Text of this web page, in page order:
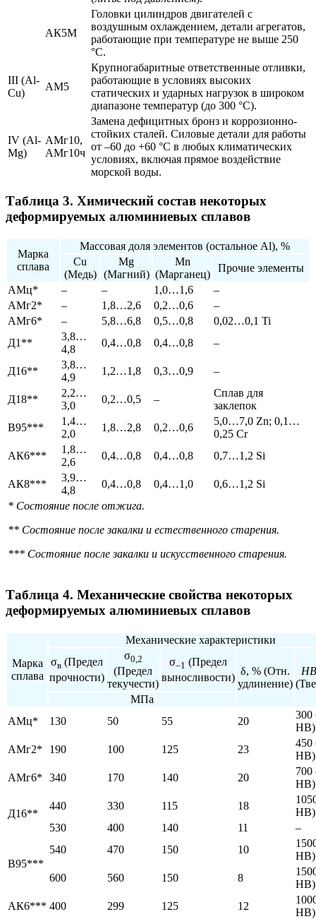
АК5М
Головки цилиндров двигателей с
воздушным охлаждением, детали агрегатов,
работающие при температуре не выше 250
°С.
III (Al-
Cu)
АМ5
Крупногабаритные ответственные отливки,
работающие в условиях высоких
статических и ударных нагрузок в широком
диапазоне температур (до 300 °С).
IV (Al-
Mg)
АМг10,
АМг10ч
Замена дефицитных бронз и коррозионно-
стойких сталей. Силовые детали для работы
от –60 до +60 °С в любых климатических
условиях, включая прямое воздействие
морской воды.
Таблица 3. Химический состав некоторых
деформируемых алюминиевых сплавов
Марка
сплава
Массовая доля элементов (остальное Al), %
Cu
(Медь)
Mg
(Магний)
Mn
(Марганец)
Прочие элементы
АМц*
– – 1,0…1,6
–
АМг2*
– 1,8…2,6 0,2…0,6
–
АМг6*
– 5,8…6,8 0,5…0,8
0,02…0,1 Ti
Д1**
3,8…
4,8
0,4…0,8 0,4…0,8 –
Д16**
3,8…
4,9
1,2…1,8 0,3…0,9 –
Д18**
2,2…
3,0
0,2…0,5 –
Сплав для
заклепок
В95***
1,4…
2,0
1,8…2,8 0,2…0,6
5,0…7,0 Zn; 0,1…
0,25 Cr
АК6***
1,8…
2,6
0,4…0,8 0,4…0,8 0,7…1,2 Si
АК8***
3,9…
4,8
0,4…0,8 0,4…1,0
0,6…1,2 Si
* Состояние после отжига.
** Состояние после закалки и естественного старения.
*** Состояние после закалки и искусственного старения.
Таблица 4. Механические свойства некоторых
деформируемых алюминиевых сплавов
Марка
сплава
Механические характеристики
σв (Предел
прочности)
σ0,2
(Предел
текучести)
σ–1 (Предел
выносливости)
δ, % (Отн.
удлинение)
НВ
МПа
АМц*
130 50 55 20
300
HB)
АМг2*
190 100 125 23
450
HB)
АМг6*
340 170 140 20
700
HB)
Д16**
440 330 115 18
HB)
530
400 140 11 –
В95***
540 470 150 10
HB)
600
560 150 8
HB)
АК6*** 400 299 125 12
HB)